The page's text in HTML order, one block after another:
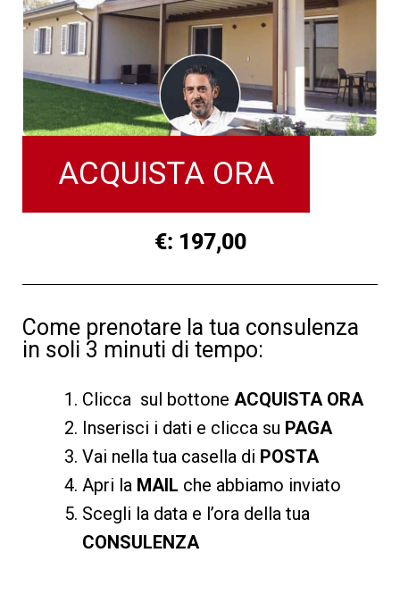
ACQUISTA ORA
€: 197,00
Come prenotare la tua consulenza
in soli 3 minuti di tempo:
Clicca sul bottone ACQUISTA ORA
Inserisci i dati e clicca su PAGA
Vai nella tua casella di POSTA
Apri la MAIL che abbiamo inviato
Scegli la data e l’ora della tua
CONSULENZA